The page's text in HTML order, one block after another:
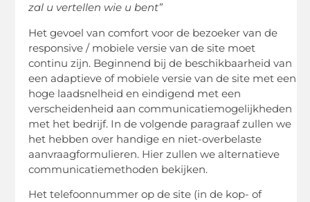
zal u vertellen wie u bent”
Het gevoel van comfort voor de bezoeker van de
responsive / mobiele versie van de site moet
continu zijn. Beginnend bij de beschikbaarheid van
een adaptieve of mobiele versie van de site met een
hoge laadsnelheid en eindigend met een
verscheidenheid aan communicatiemogelijkheden
met het bedrijf. In de volgende paragraaf zullen we
het hebben over handige en niet-overbelaste
aanvraagformulieren. Hier zullen we alternatieve
communicatiemethoden bekijken.
Het telefoonnummer op de site (in de kop- of